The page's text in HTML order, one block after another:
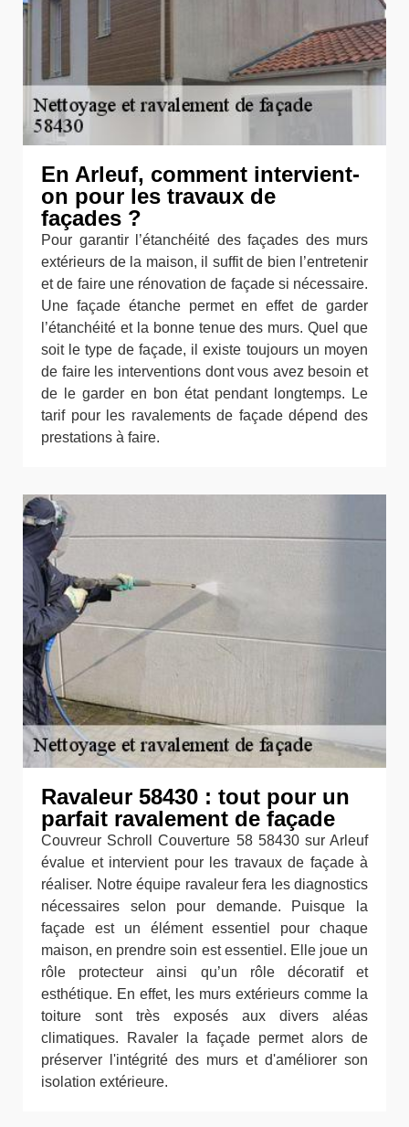
En Arleuf, comment intervient-
on pour les travaux de
façades ?
Pour garantir l’étanchéité des façades des murs
extérieurs de la maison, il suffit de bien l’entretenir
et de faire une rénovation de façade si nécessaire.
Une façade étanche permet en effet de garder
l’étanchéité et la bonne tenue des murs. Quel que
soit le type de façade, il existe toujours un moyen
de faire les interventions dont vous avez besoin et
de le garder en bon état pendant longtemps. Le
tarif pour les ravalements de façade dépend des
prestations à faire.
Ravaleur 58430 : tout pour un
parfait ravalement de façade
Couvreur Schroll Couverture 58 58430 sur Arleuf
évalue et intervient pour les travaux de façade à
réaliser. Notre équipe ravaleur fera les diagnostics
nécessaires selon pour demande. Puisque la
façade est un élément essentiel pour chaque
maison, en prendre soin est essentiel. Elle joue un
rôle protecteur ainsi qu’un rôle décoratif et
esthétique. En effet, les murs extérieurs comme la
toiture sont très exposés aux divers aléas
climatiques. Ravaler la façade permet alors de
préserver l'intégrité des murs et d'améliorer son
isolation extérieure.